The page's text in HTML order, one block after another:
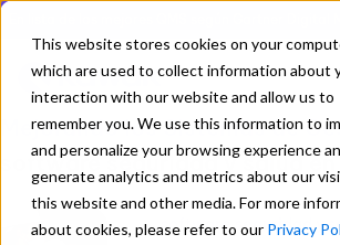
This website stores cookies on your
which are used to collect information about
interaction with our website and allow us to
remember you. We use this information to
and personalize your browsing experience
generate analytics and metrics about our
this website and other media. For more
about cookies, please refer to our Privacy
Mejorando los Sistemas de
software seguridad y salud
software seguridad y